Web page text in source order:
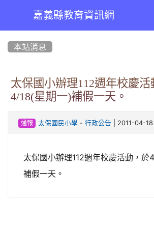
嘉義縣教育資訊網
本站消息
太保國小辦理112週年校慶活
4/18(星期一)補假一天。
通報 太保國民小學- 行政公告 | 2011-04-
太保國小辦理112週年校慶活動，於
補假一天。